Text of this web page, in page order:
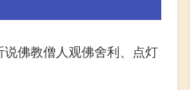
佛教僧人观佛舍利、点灯